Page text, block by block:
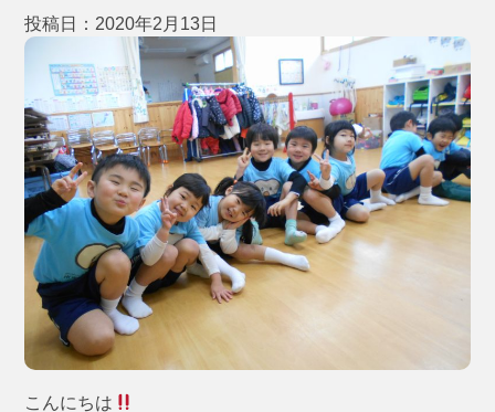
投稿日：2020年2月13日
こんにちは